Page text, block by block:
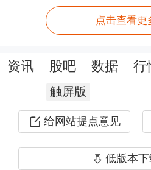
800G产品出货量和
提升，400G产品也
前的市场需求及客
2025年下半年起，
量。
点击查看更
资讯 股吧 数据 行
触屏版
给网站提点意见
低版本